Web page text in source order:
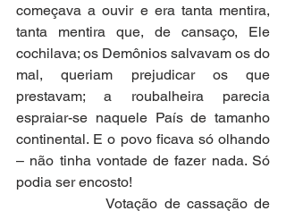
começava a ouvir e era tanta mentira,
tanta mentira que, de cansaço, Ele
cochilava; os Demônios salvavam os do
mal, queriam prejudicar os que
prestavam; a roubalheira parecia
espraiar-se naquele País de tamanho
continental. E o povo ficava só olhando
– não tinha vontade de fazer nada. Só
podia ser encosto!
Votação de cassação de